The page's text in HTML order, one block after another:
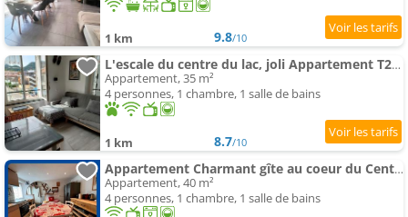
1 km 9.8/10
L'escale du centre du lac, joli Appartement T2, proche lac
Appartement, 35 m²
4 personnes, 1 chambre, 1 salle de bains
1 km 8.7/10
Appartement Charmant gîte au coeur du Centre Ville
Appartement, 40 m²
4 personnes, 1 chambre, 1 salle de bains